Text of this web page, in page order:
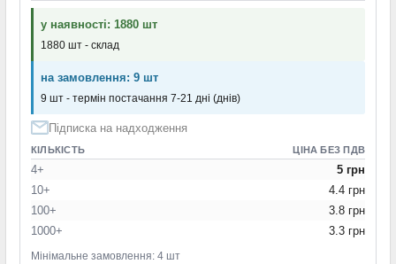
у наявності: 1880 шт
1880 шт - склад
на замовлення: 9 шт
9 шт - термін постачання 7-21 дні (днів)
Підписка на надходження
КІЛЬКІСТЬ ЦІНА БЕЗ ПДВ
4+
5 грн
10+
4.4 грн
100+
3.8 грн
1000+
3.3 грн
Мінімальне замовлення: 4 шт